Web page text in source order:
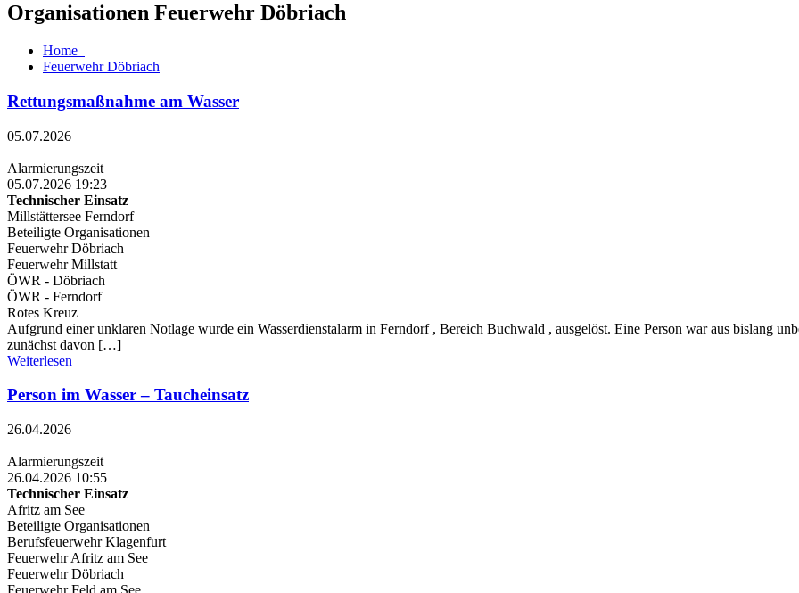
Organisationen Feuerwehr Döbriach
Home
Feuerwehr Döbriach
Rettungsmaßnahme am Wasser
05.07.2026
Alarmierungszeit
05.07.2026 19:23
Technischer Einsatz
Millstättersee Ferndorf
Beteiligte Organisationen
Feuerwehr Döbriach
Feuerwehr Millstatt
ÖWR - Döbriach
ÖWR - Ferndorf
Rotes Kreuz
Aufgrund einer unklaren Notlage wurde ein Wasserdienstalarm in Ferndorf , Bereich Buchwald , ausgelöst. Eine Person war aus bislang
zunächst davon […]
Weiterlesen
Person im Wasser – Taucheinsatz
26.04.2026
Alarmierungszeit
26.04.2026 10:55
Technischer Einsatz
Afritz am See
Beteiligte Organisationen
Berufsfeuerwehr Klagenfurt
Feuerwehr Afritz am See
Feuerwehr Döbriach